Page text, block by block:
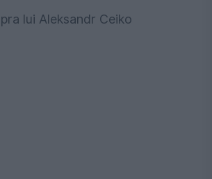
lui Aleksandr Ceiko